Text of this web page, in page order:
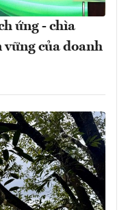
ứng - chìa
của doanh